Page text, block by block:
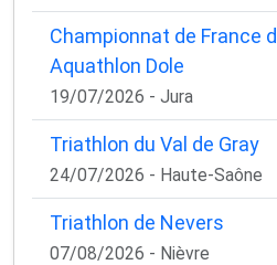
Championnat de France d
Aquathlon Dole
19/07/2026 - Jura
Triathlon du Val de Gray
24/07/2026 - Haute-Saône
Triathlon de Nevers
07/08/2026 - Nièvre